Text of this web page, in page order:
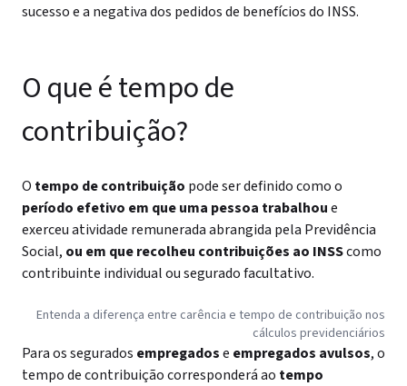
sucesso e a negativa dos pedidos de benefícios do INSS.
O que é tempo de
contribuição?
O tempo de contribuição pode ser definido como o
período efetivo em que uma pessoa trabalhoue
exerceu atividade remunerada abrangida pela Previdência
Social, ou em que recolheu contribuições ao INSScomo
contribuinte individual ou segurado facultativo.
Entenda a diferença entre carência e tempo de contribuição nos
cálculos previdenciários
Para os segurados empregadose empregados avulsos, o
tempo de contribuição corresponderá ao tempo